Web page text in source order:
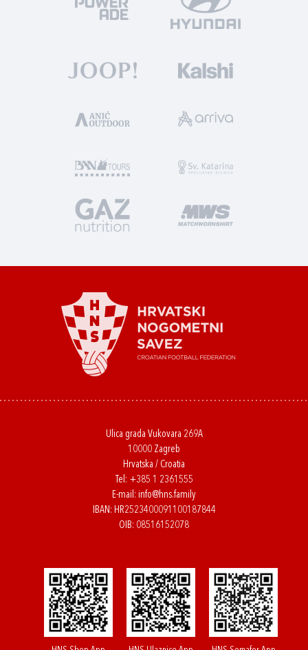
Ulica grada Vukovara 269A
10000 Zagreb
Hrvatska / Croatia
Tel: +385 1 2361555
E-mail: info@hns.family
IBAN: HR2523400091100187844
OIB: 08516152078